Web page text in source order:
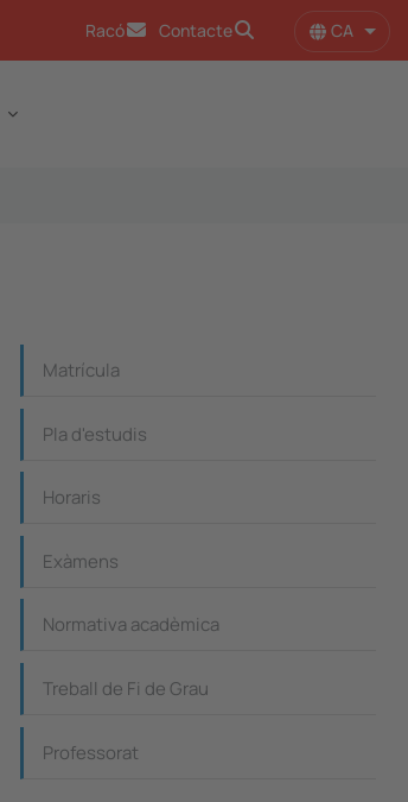
Racó Contacte CA
Continguts_dreta
Matrícula
Pla d'estudis
Horaris
Exàmens
Normativa acadèmica
Treball de Fi de Grau
Professorat